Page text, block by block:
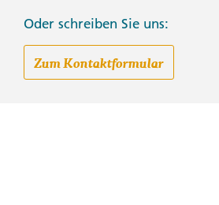
Oder schreiben Sie uns:
Zum Kontaktformular